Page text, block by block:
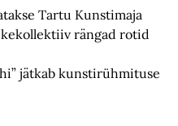
Tartu Kunstimaja
rängad rotid
jätkab kunstirühmituse